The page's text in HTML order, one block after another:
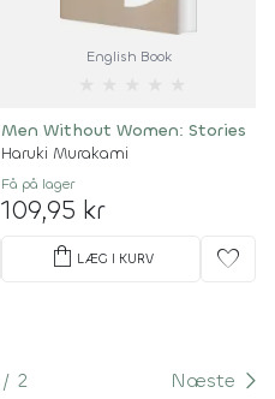
English Book
Men Without Women: Stories
Haruki Murakami
Få på lager
109,95 kr
shopping_bag LÆG I KURV favorite
2 Næste